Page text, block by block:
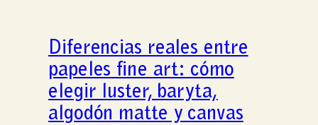
Diferencias reales entre
papeles fine art: cómo
elegir luster, baryta,
algodón matte y canvas